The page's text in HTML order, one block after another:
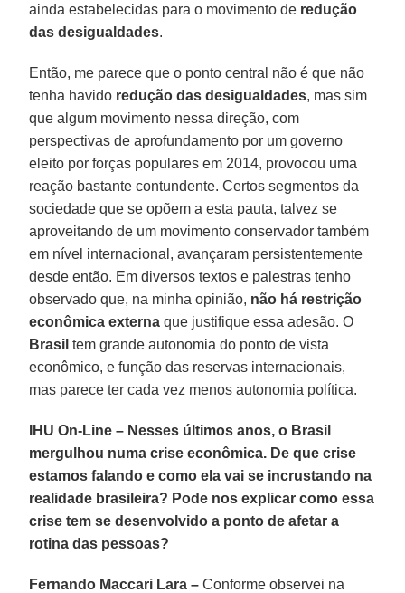
ainda estabelecidas para o movimento de redução
das desigualdades.
Então, me parece que o ponto central não é que não
tenha havido redução das desigualdades, mas sim
que algum movimento nessa direção, com
perspectivas de aprofundamento por um governo
eleito por forças populares em 2014, provocou uma
reação bastante contundente. Certos segmentos da
sociedade que se opõem a esta pauta, talvez se
aproveitando de um movimento conservador também
em nível internacional, avançaram persistentemente
desde então. Em diversos textos e palestras tenho
observado que, na minha opinião, não há restrição
econômica externa que justifique essa adesão. O
Brasil tem grande autonomia do ponto de vista
econômico, e função das reservas internacionais,
mas parece ter cada vez menos autonomia política.
IHU On-Line – Nesses últimos anos, o Brasil
mergulhou numa crise econômica. De que crise
estamos falando e como ela vai se incrustando na
realidade brasileira? Pode nos explicar como essa
crise tem se desenvolvido a ponto de afetar a
rotina das pessoas?
Fernando Maccari Lara – Conforme observei na